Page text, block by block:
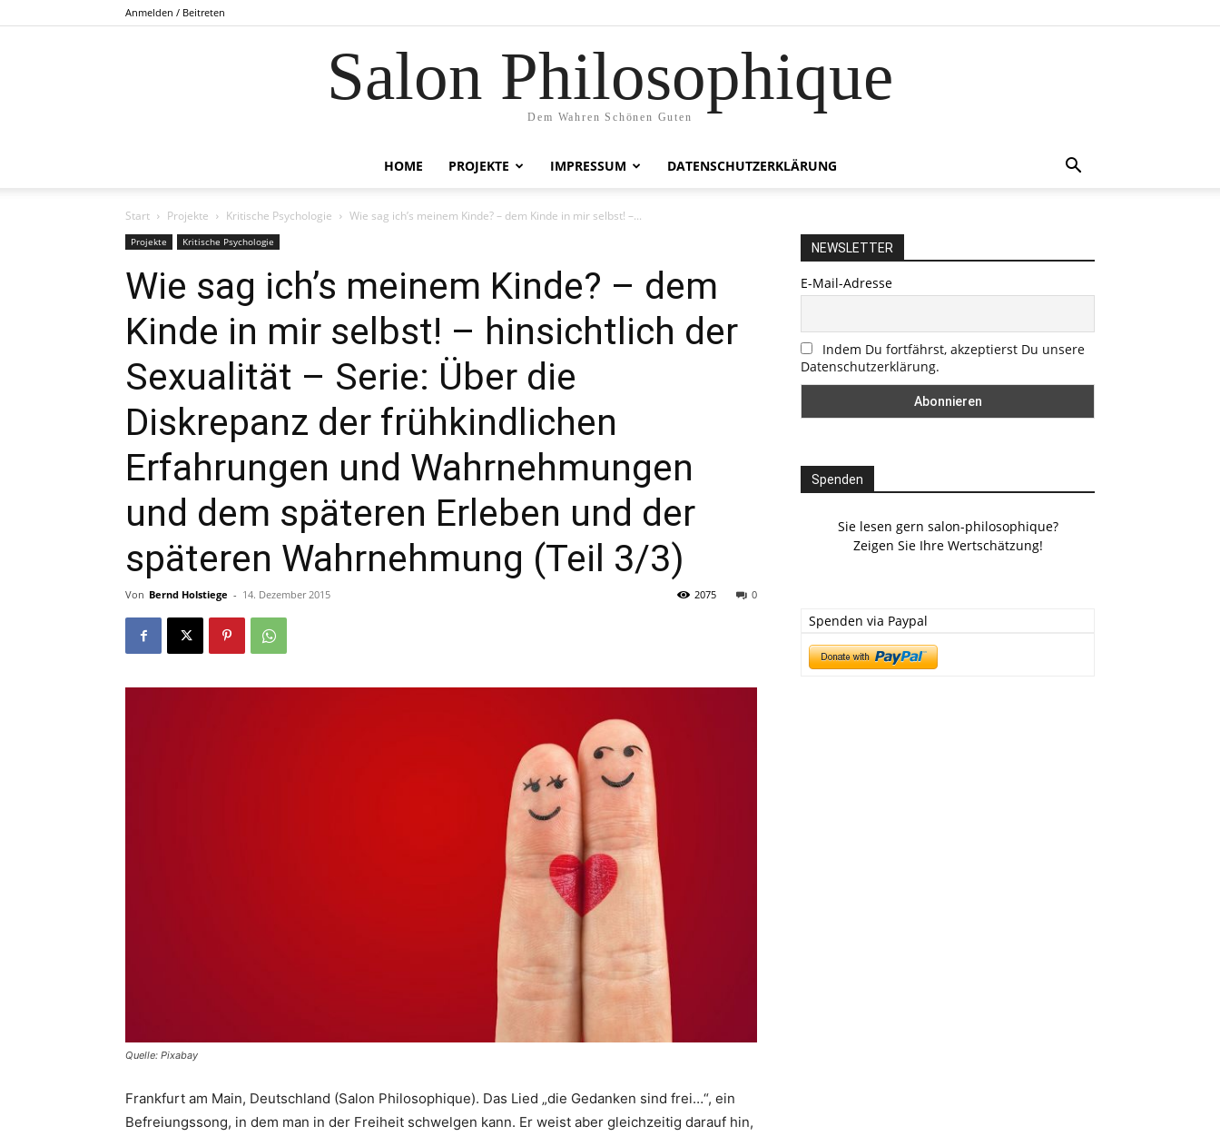
Anmelden / Beitreten
Salon Philosophique
Dem Wahren Schönen Guten
HOME PROJEKTE IMPRESSUM DATENSCHUTZERKLÄRUNG
Start Projekte Kritische Psychologie Wie sag ich’s meinem Kinde? – dem Kinde in mir selbst! –...
Projekte Kritische Psychologie
Wie sag ich’s meinem Kinde? – dem
Kinde in mir selbst! – hinsichtlich der
Sexualität – Serie: Über die
Diskrepanz der frühkindlichen
Erfahrungen und Wahrnehmungen
und dem späteren Erleben und der
späteren Wahrnehmung (Teil 3/3)
Von Bernd Holstiege - 14. Dezember 2015 0
2075
Quelle: Pixabay
Frankfurt am Main, Deutschland (Salon Philosophique). Das Lied „die Gedanken sind frei…“, ein
Befreiungssong, in dem man in der Freiheit schwelgen kann. Er weist aber gleichzeitig darauf hin,
NEWSLETTER
E-Mail-Adresse
Indem Du fortfährst, akzeptierst Du unsere
Datenschutzerklärung.
Spenden
Sie lesen gern salon-philosophique?
Zeigen Sie Ihre Wertschätzung!
Spenden via Paypal